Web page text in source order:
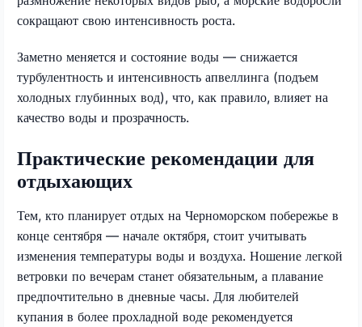
сокращают свою интенсивность роста.
Заметно меняется и состояние воды — снижается
турбулентность и интенсивность апвеллинга (подъем
холодных глубинных вод), что, как правило, влияет на
качество воды и прозрачность.
Практические рекомендации для
отдыхающих
Тем, кто планирует отдых на Черноморском побережье в
конце сентября — начале октября, стоит учитывать
изменения температуры воды и воздуха. Ношение легкой
ветровки по вечерам станет обязательным, а плавание
предпочтительно в дневные часы. Для любителей
купания в более прохладной воде рекомендуется